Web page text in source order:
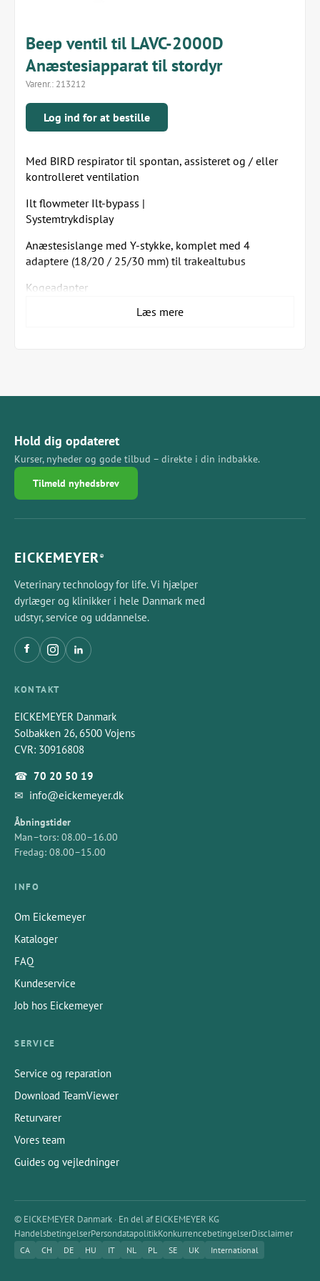
Beep ventil til LAVC-2000D
Anæstesiapparat til stordyr
Varenr.: 213212
Log ind for at bestille
Med BIRD respirator til spontan, assisteret og / eller
kontrolleret ventilation
Ilt flowmeter Ilt-bypass |
Systemtrykdisplay
Anæstesislange med Y-stykke, komplet med 4
adaptere (18/20 / 25/30 mm) til trakealtubus
Kogeadapter
Separat kredsløb med 30 ltr pose til anæstesi uden
Læs mere
Hold dig opdateret
Kurser, nyheder og gode tilbud – direkte i din indbakke.
Tilmeld nyhedsbrev
EICKEMEYER®
Veterinary technology for life. Vi hjælper
dyrlæger og klinikker i hele Danmark med
udstyr, service og uddannelse.
KONTAKT
EICKEMEYER Danmark
Solbakken 26, 6500 Vojens
CVR: 30916808
☎ 70 20 50 19
✉ info@eickemeyer.dk
Åbningstider
Man–tors: 08.00–16.00
Fredag: 08.00–15.00
INFO
Om Eickemeyer
Kataloger
FAQ
Kundeservice
Job hos Eickemeyer
SERVICE
Service og reparation
Download TeamViewer
Returvarer
Vores team
Guides og vejledninger
© EICKEMEYER Danmark · En del af EICKEMEYER KG
HandelsbetingelserPersondatapolitikKonkurrencebetingelserDisclaimer
CA CH DE HU IT NL PL SE UK International